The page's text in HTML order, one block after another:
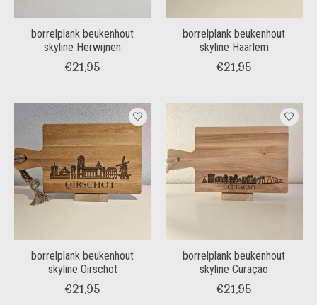
borrelplank beukenhout
skyline Herwijnen
€21,95
borrelplank beukenhout
skyline Haarlem
€21,95
borrelplank beukenhout
skyline Oirschot
€21,95
borrelplank beukenhout
skyline Curaçao
€21,95